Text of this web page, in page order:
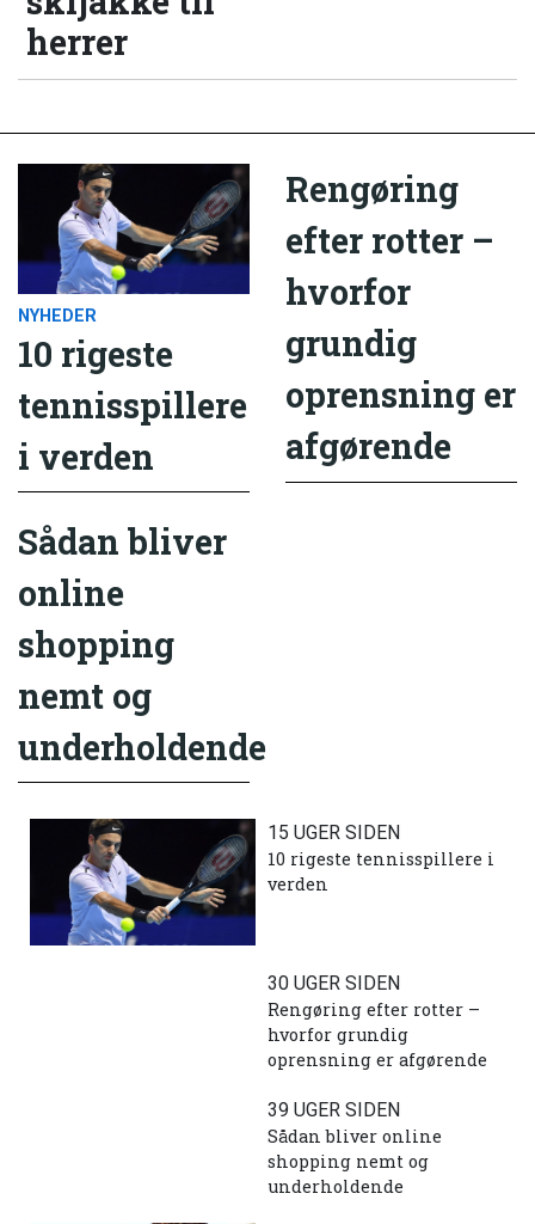
herrer
NYHEDER
10 rigeste
tennisspillere
i verden
Rengøring
efter rotter –
hvorfor
grundig
oprensning er
afgørende
Sådan bliver
online
shopping
nemt og
underholdende
15 UGER SIDEN
10 rigeste tennisspillere i
verden
30 UGER SIDEN
Rengøring efter rotter –
hvorfor grundig
oprensning er afgørende
39 UGER SIDEN
Sådan bliver online
shopping nemt og
underholdende